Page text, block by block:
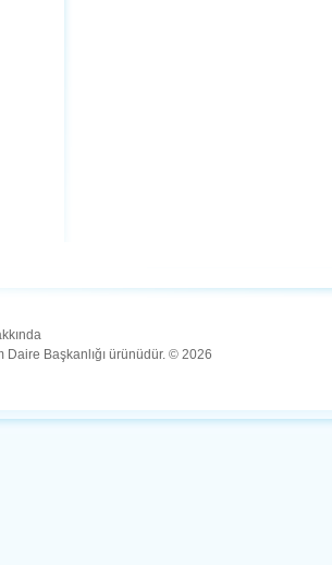
Daire Başkanlığı ürünüdür. © 2026